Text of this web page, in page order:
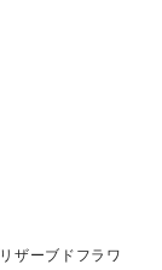
ザーブドフラワ